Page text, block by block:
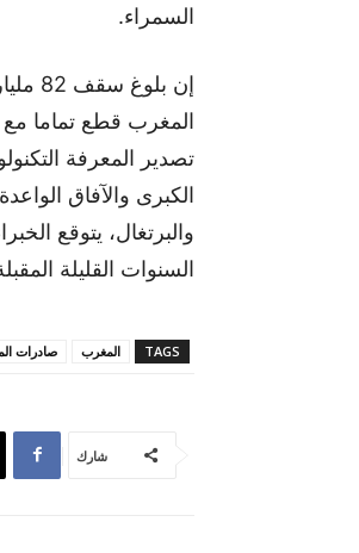
السمراء.
إن
المغرب قطع تماما مع
تصدير المعرفة
والبرتغال، يتوقع
السنوات القليلة
TAGS المغرب صادرات
شارك